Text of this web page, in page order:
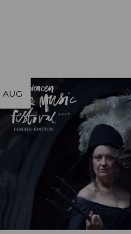
AUG